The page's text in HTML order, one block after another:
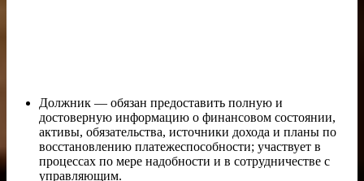
Должник — обязан предоставить полную и
достоверную информацию о финансовом состоянии,
активы, обязательства, источники дохода и планы по
восстановлению платежеспособности; участвует в
процессах по мере надобности и в сотрудничестве с
управляющим.